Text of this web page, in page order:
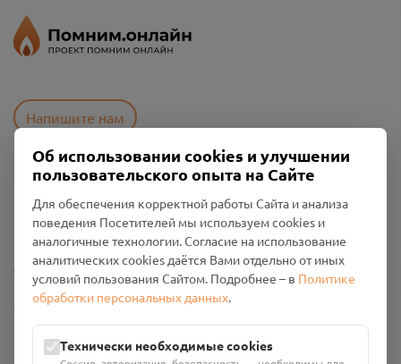
Напишите нам
Политика конфиденциальности
Промо-материалы
Настройки cookies
Общество с ограниченной ответственностью «Смоленский
Проект Помним»
ИНН: 6700029207 ОГРН: 1256700001986
Об использовании cookies и улучшении
пользовательского опыта на Сайте
Для обеспечения корректной работы Сайта и анализа
поведения Посетителей мы используем cookies и
аналогичные технологии. Согласие на использование
аналитических cookies даётся Вами отдельно от иных
условий пользования Сайтом. Подробнее – в Политике
обработки персональных данных.
Технически необходимые cookies